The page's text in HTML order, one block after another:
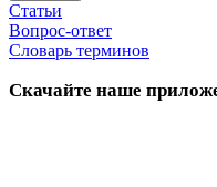
Статьи
Вопрос-ответ
Словарь терминов
Скачайте наше